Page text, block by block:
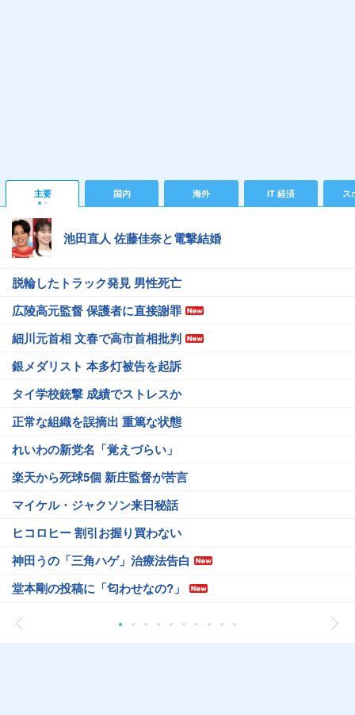
主要 国内 海外 IT 経済 ス
池田直人 佐藤佳奈と電撃結婚
脱輪したトラック発見 男性死亡
広陵高元監督 保護者に直接謝罪
細川元首相 文春で高市首相批判
銀メダリスト 本多灯被告を起訴
タイ学校銃撃 成績でストレスか
正常な組織を誤摘出 重篤な状態
れいわの新党名「覚えづらい」
楽天から死球5個 新庄監督が苦言
マイケル・ジャクソン来日秘話
ヒコロヒー 割引お握り買わない
神田うの「三角ハゲ」治療法告白
堂本剛の投稿に「匂わせなの?」